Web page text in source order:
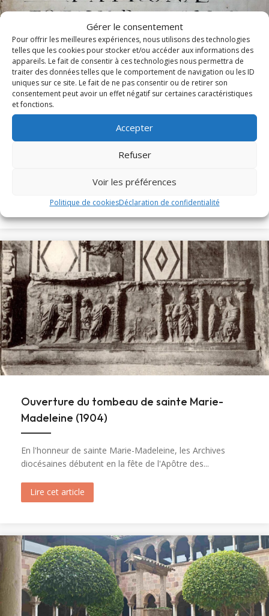
Gérer le consentement
Pour offrir les meilleures expériences, nous utilisons des technologies
telles que les cookies pour stocker et/ou accéder aux informations des
appareils. Le fait de consentir à ces technologies nous permettra de
traiter des données telles que le comportement de navigation ou les ID
uniques sur ce site. Le fait de ne pas consentir ou de retirer son
consentement peut avoir un effet négatif sur certaines caractéristiques
et fonctions.
Accepter
Refuser
Voir les préférences
Politique de cookiesDéclaration de confidentialité
Messe et Vêpres de sainte Christine (1820)
En l'honneur de sainte Christine, les Archives diocésaines
Lire cet article about Messe et Vêpres de sainte Christine
Ouverture du tombeau de sainte Marie-
Madeleine (1904)
En l'honneur de sainte Marie-Madeleine, les Archives
diocésaines débutent en la fête de l'Apôtre des...
Lire cet article